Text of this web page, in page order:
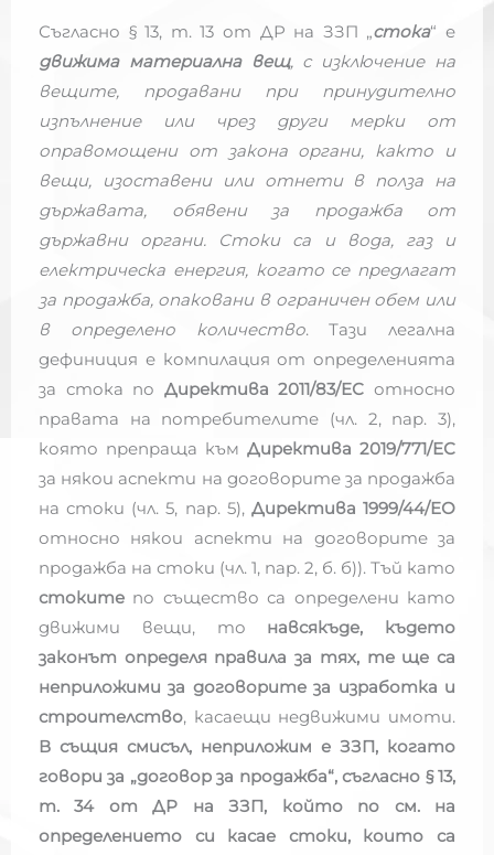
Съгласно § 13, т. 13 от ДР на ЗЗП „стока“ е
движима материална вещ, с изключение на
вещите, продавани при принудително
изпълнение или чрез други мерки от
оправомощени от закона органи, както и
вещи, изоставени или отнети в полза на
държавата, обявени за продажба от
държавни органи. Стоки са и вода, газ и
електрическа енергия, когато се предлагат
за продажба, опаковани в ограничен обем или
в определено количество. Тази легална
дефиниция е компилация от определенията
за стока по Директива 2011/83/ЕС относно
правата на потребителите (чл. 2, пар. 3),
която препраща към Директива 2019/771/ЕС
за някои аспекти на договорите за продажба
на стоки (чл. 5, пар. 5), Директива 1999/44/ЕО
относно някои аспекти на договорите за
продажба на стоки (чл. 1, пар. 2, б. б)). Тъй като
стоките по същество са определени като
движими вещи, то навсякъде, където
законът определя правила за тях, те ще са
неприложими за договорите за изработка и
строителство, касаещи недвижими имоти.
В същия смисъл, неприложим е ЗЗП, когато
говори за „договор за продажба“, съгласно § 13,
т. 34 от ДР на ЗЗП, който по см. на
определението си касае стоки, които са